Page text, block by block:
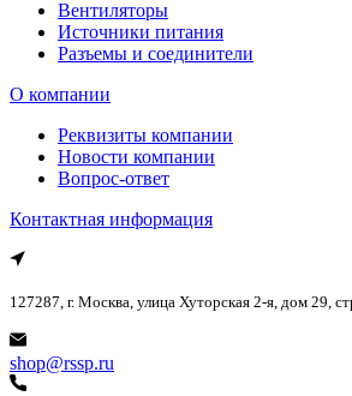
Вентиляторы
Источники питания
Разъемы и соединители
О компании
Реквизиты компании
Новости компании
Вопрос-ответ
Контактная информация
127287, г. Москва, улица Хуторская 2-я, дом 29,
shop@rssp.ru